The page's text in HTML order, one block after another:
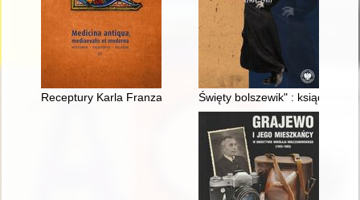
Receptury Karla Franza Heintza w czasie epidemii dżumy w
Święty bolszewik" : ksiądz